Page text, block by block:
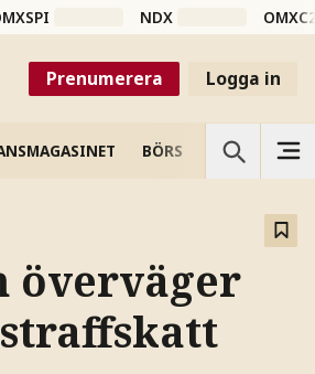
NDX
Prenumerera Logga in
BÖRS VETENSKAP
överväger